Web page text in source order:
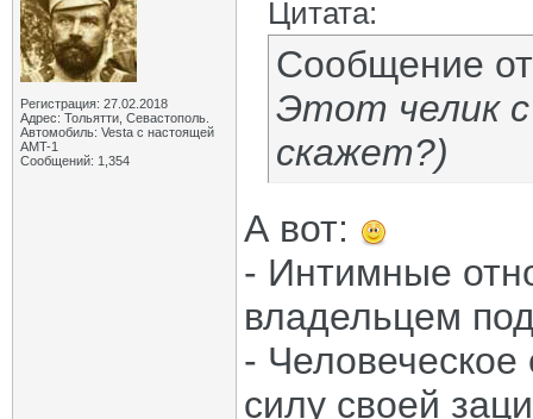
Регистрация: 27.02.2018
Адрес: Тольятти, Севастополь.
Автомобиль: Vesta с настоящей
AMT-1
Сообщений: 1,354
Цитата:
Сообщение
Этот челик
скажет?)
А вот:
- Интимные
владельцем
-
силу своей